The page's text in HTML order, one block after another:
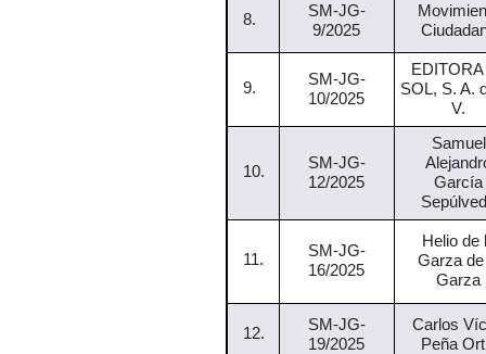
8.
SM-JG-
9/2025
9.
SM-JG-
10/2025
EDITORA
SOL, S. A.
V.
10.
SM-JG-
12/2025
Samuel
García
11.
SM-JG-
16/2025
Helio de
Garza de
Garza
12.
SM-JG-
19/2025
Carlos
Peña